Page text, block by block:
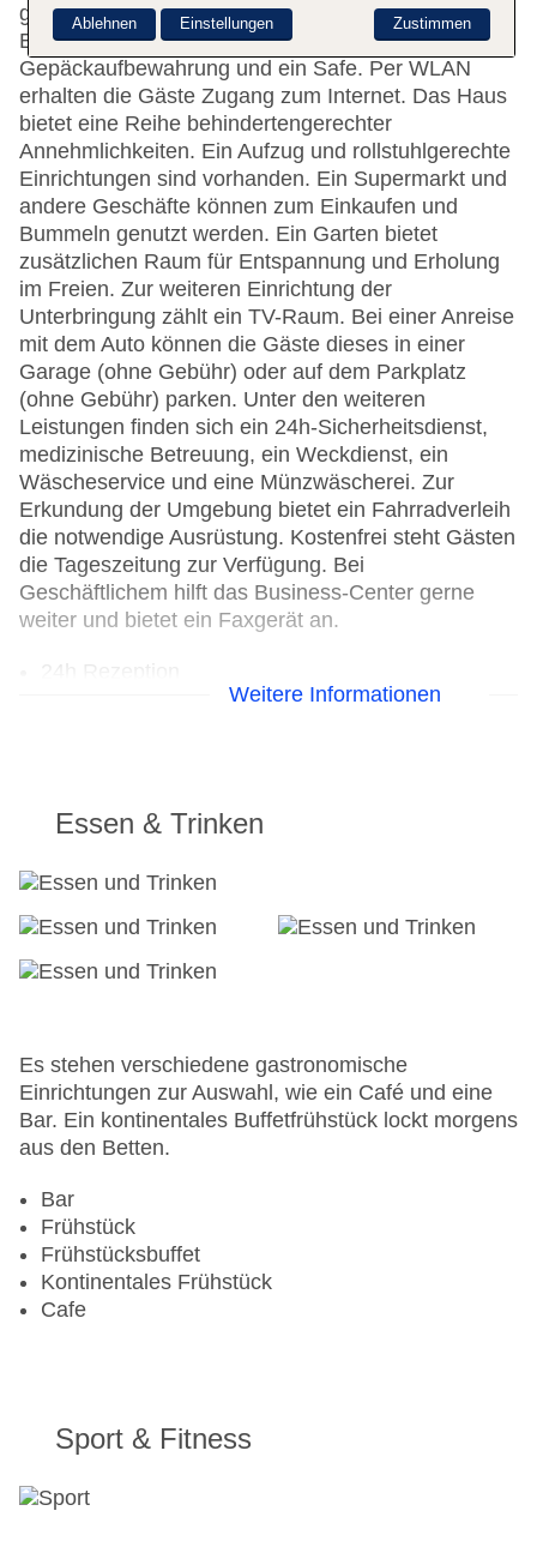
gerne bei allen Fragen behilflich. Zu den
Einrichtungen des Hotels gehören eine
Gepäckaufbewahrung und ein Safe. Per WLAN
erhalten die Gäste Zugang zum Internet. Das Haus
bietet eine Reihe behindertengerechter
Annehmlichkeiten. Ein Aufzug und rollstuhlgerechte
Einrichtungen sind vorhanden. Ein Supermarkt und
andere Geschäfte können zum Einkaufen und
Bummeln genutzt werden. Ein Garten bietet
zusätzlichen Raum für Entspannung und Erholung
im Freien. Zur weiteren Einrichtung der
Unterbringung zählt ein TV-Raum. Bei einer Anreise
mit dem Auto können die Gäste dieses in einer
Garage (ohne Gebühr) oder auf dem Parkplatz
(ohne Gebühr) parken. Unter den weiteren
Leistungen finden sich ein 24h-Sicherheitsdienst,
medizinische Betreuung, ein Weckdienst, ein
Wäscheservice und eine Münzwäscherei. Zur
Erkundung der Umgebung bietet ein Fahrradverleih
die notwendige Ausrüstung. Kostenfrei steht Gästen
die Tageszeitung zur Verfügung. Bei
Geschäftlichem hilft das Business-Center gerne
weiter und bietet ein Faxgerät an.
Garage
Garten: ohne Gebühr
WLAN/WiFi im Hotel
Lift
Anzahl der Aufzüge: 1
Pools:Indoor Pool, Outdoor Pool, Liegen am Pool
Landeskategorie: 3 Sterne
Weitere Informationen
Essen & Trinken
Es stehen verschiedene gastronomische
Einrichtungen zur Auswahl, wie ein Café und eine
Bar. Ein kontinentales Buffetfrühstück lockt morgens
aus den Betten.
Bar
Frühstück
Frühstücksbuffet
Kontinentales Frühstück
Cafe
Sport & Fitness
Zustimmen
Ablehnen Einstellungen